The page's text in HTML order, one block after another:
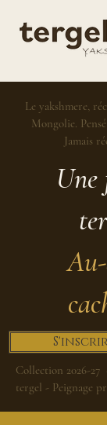
Le yakshmere,
Mongolie.
Jamais
Collection 2026-
tergel - Peignage